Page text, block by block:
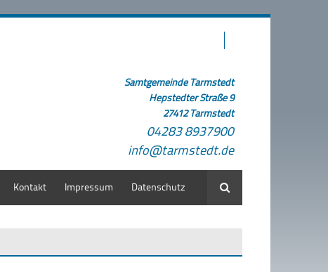
Samtgemeinde Tarmstedt
Hepstedter Straße 9
27412 Tarmstedt
04283 8937900
info@tarmstedt.de
Kontakt Impressum Datenschutz Suche